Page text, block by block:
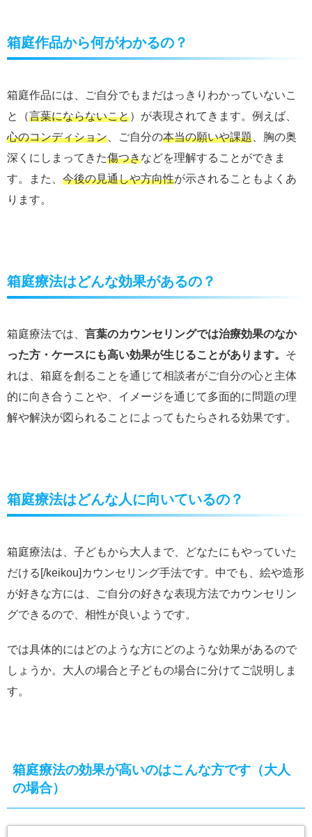
箱庭作品から何がわかるの？
箱庭作品には、ご自分でもまだはっきりわかっていないこ
と（言葉にならないこと）が表現されてきます。例えば、
心のコンディション 、ご自分の本当の願いや課題 、胸の奥
深くにしまってきた傷つきなどを理解することができま
す。また、 今後の見通しや方向性が示されることもよくあ
ります。
箱庭療法はどんな効果があるの？
箱庭療法では、 言葉のカウンセリングでは治療効果のなか
った方・ケースにも高い効果が生じることがあります。 そ
れは、箱庭を創ることを通じて相談者がご自分の心と主体
的に向き合うことや、イメージを通じて多面的に問題の理
解や解決が図られることによってもたらされる効果です。
箱庭療法はどんな人に向いているの？
箱庭療法は、子どもから大人まで、どなたにもやっていた
だける[/keikou]カウンセリング手法です。中でも、絵や造形
が好きな方には、ご自分の好きな表現方法でカウンセリン
グできるので、相性が良いようです。
では具体的にはどのような方にどのような効果があるので
しょうか。大人の場合と子どもの場合に分けてご説明しま
す。
箱庭療法の効果が高いのはこんな方です（大人
の場合）